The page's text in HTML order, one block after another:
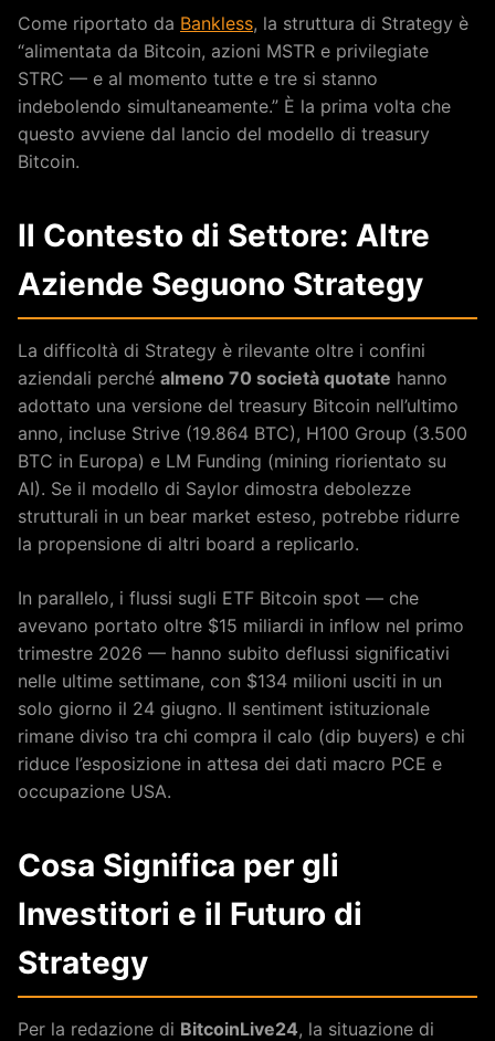
Come riportato da Bankless, la struttura di Strategy è
“alimentata da Bitcoin, azioni MSTR e privilegiate
STRC — e al momento tutte e tre si stanno
indebolendo simultaneamente.” È la prima volta che
questo avviene dal lancio del modello di treasury
Bitcoin.
Il Contesto di Settore: Altre
Aziende Seguono Strategy
La difficoltà di Strategy è rilevante oltre i confini
aziendali perché almeno 70 società quotate hanno
adottato una versione del treasury Bitcoin nell’ultimo
anno, incluse Strive (19.864 BTC), H100 Group (3.500
BTC in Europa) e LM Funding (mining riorientato su
AI). Se il modello di Saylor dimostra debolezze
strutturali in un bear market esteso, potrebbe ridurre
la propensione di altri board a replicarlo.
In parallelo, i flussi sugli ETF Bitcoin spot — che
avevano portato oltre $15 miliardi in inflow nel primo
trimestre 2026 — hanno subito deflussi significativi
nelle ultime settimane, con $134 milioni usciti in un
solo giorno il 24 giugno. Il sentiment istituzionale
rimane diviso tra chi compra il calo (dip buyers) e chi
riduce l’esposizione in attesa dei dati macro PCE e
occupazione USA.
Cosa Significa per gli
Investitori e il Futuro di
Strategy
Per la redazione di BitcoinLive24, la situazione di